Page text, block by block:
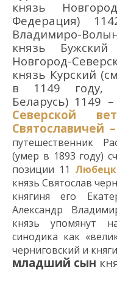
князь
Федерация)
Владимиро-
князь
Новгород-
князь Курский
в 1149 году,
Беларусь) 1149
Северской
Святославичей
путешественник
(умер в 1893 году)
позиции 11
князь Святослав
княгиня его
Александр
князь упомянут
синодика как
черниговский и
младший сын